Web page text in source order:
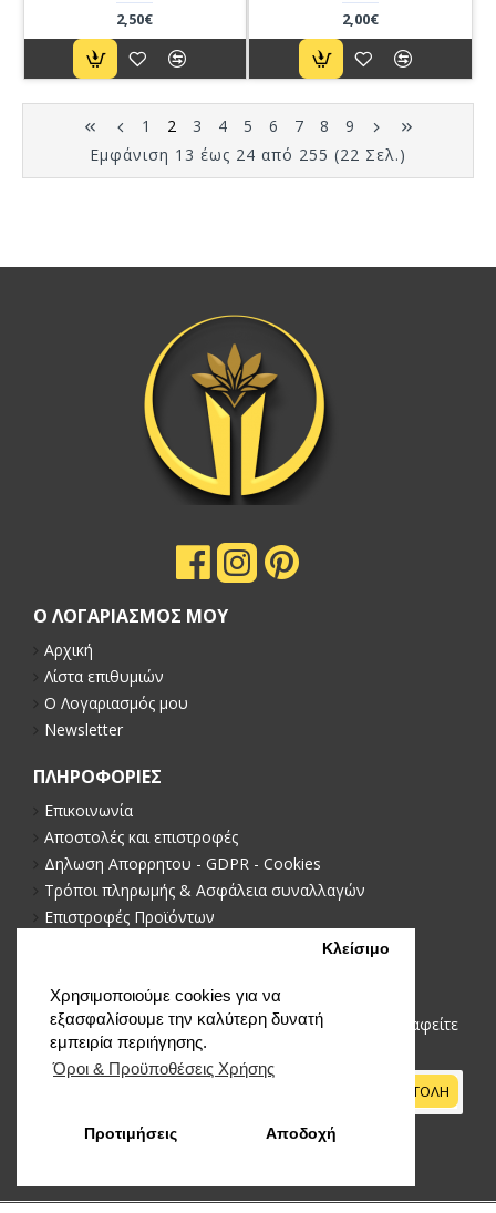
Χρησιμοποιούμε cookies για να
εξασφαλίσουμε την καλύτερη δυνατή
εμπειρία περιήγησης.
Όροι & Προϋποθέσεις Xρήσης
Κλείσιμο
Προτιμήσεις Αποδοχή
2,50€
2,00€
1 2 3 4 5 6 7 8
9
Εμφάνιση 13 έως 24 από 255 (22 Σελ.)
Ο ΛΟΓΑΡΙΑΣΜΟΣ ΜΟΥ
Αρχική
Λίστα επιθυμιών
Ο Λογαριασμός μου
Newsletter
ΠΛΗΡΟΦΟΡΙΕΣ
Επικοινωνία
Αποστολές και επιστροφές
Δηλωση Απορρητου - GDPR - Cookies
Τρόποι πληρωμής & Ασφάλεια συναλλαγών
Επιστροφές Προϊόντων
NEWSLETTER
Μείνετε ενημερωμένοι με νέα και προωθήσεις, εγγραφείτε
στο newsletter μας
ΑΠΟΣΤΟΛΗ
Έχω διαβάσει και αποδέχομαι τους